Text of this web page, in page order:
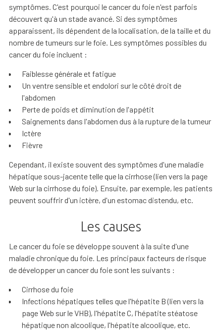
symptômes. C'est pourquoi le cancer du foie n'est parfois
découvert qu'à un stade avancé. Si des symptômes
apparaissent, ils dépendent de la localisation, de la taille et du
nombre de tumeurs sur le foie. Les symptômes possibles du
cancer du foie incluent :
Faiblesse générale et fatigue
Un ventre sensible et endolori sur le côté droit de
l'abdomen
Perte de poids et diminution de l'appétit
Saignements dans l'abdomen dus à la rupture de la tumeur
Ictère
Fièvre
Cependant, il existe souvent des symptômes d'une maladie
hépatique sous-jacente telle que la cirrhose (lien vers la page
Web sur la cirrhose du foie). Ensuite, par exemple, les patients
peuvent souffrir d'un ictère, d'un estomac distendu, etc.
Les causes
Le cancer du foie se développe souvent à la suite d'une
maladie chronique du foie. Les principaux facteurs de risque
de développer un cancer du foie sont les suivants :
Cirrhose du foie
Infections hépatiques telles que l'hépatite B (lien vers la
page Web sur le VHB), l'hépatite C, l'hépatite stéatose
hépatique non alcoolique, l'hépatite alcoolique, etc.